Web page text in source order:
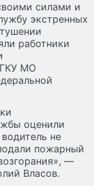
силами и
экстренных
работники
ГКУ МО
оценили
не
пожарный
—
Власов.